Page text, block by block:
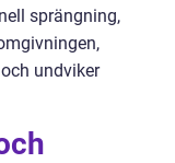
sprängning,
undviker